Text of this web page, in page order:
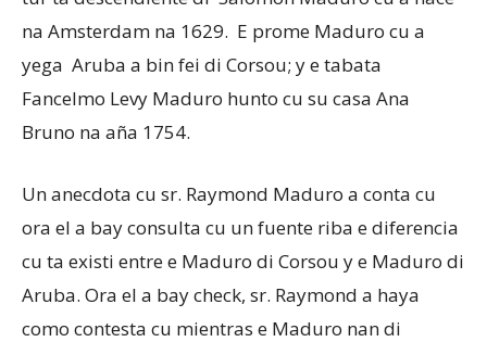
na Amsterdam na 1629. E prome Maduro cu a
yega Aruba a bin fei di Corsou; y e tabata
Fancelmo Levy Maduro hunto cu su casa Ana
Bruno na aña 1754.
Un anecdota cu sr. Raymond Maduro a conta cu
ora el a bay consulta cu un fuente riba e diferencia
cu ta existi entre e Maduro di Corsou y e Maduro di
Aruba. Ora el a bay check, sr. Raymond a haya
como contesta cu mientras e Maduro nan di